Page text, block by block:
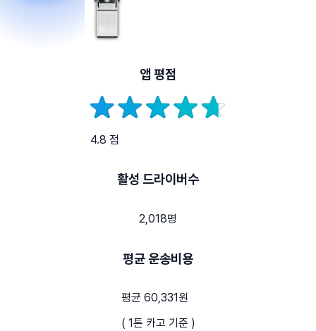
앱 평점
4.8 점
활성 드라이버수
2,018명
평균 운송비용
평균 60,331원
( 1톤 카고 기준 )